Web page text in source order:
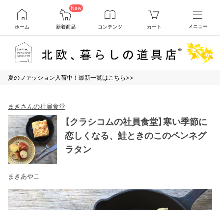
ホーム
New
新着商品 コンテンツ カート メニュー
夏のファッション入荷中！最新一覧はこちら>>
まきさんの社員食堂
【クラシコムの社員食堂】寒い季節に
恋しくなる、鮭ときのこのペンネグ
ラタン
まきあやこ